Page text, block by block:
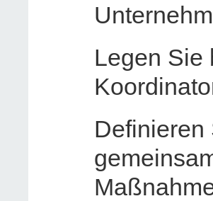
Legen Sie
Definieren